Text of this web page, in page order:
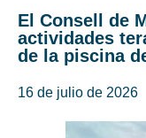
El Consell de
actividades
de la piscina
16 de julio de 2026